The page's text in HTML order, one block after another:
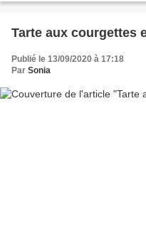
Tarte aux courgettes
Publié le 13/09/2020 à 17:18
Par Sonia